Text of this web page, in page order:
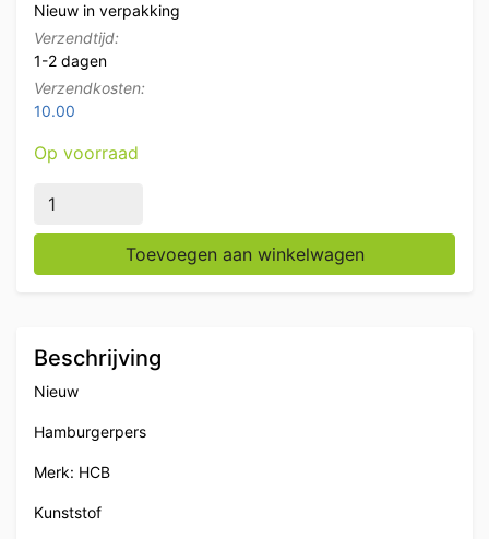
Nieuw in verpakking
Verzendtijd:
1-2 dagen
Verzendkosten:
10.00
Op voorraad
HCB Kunststof hamburgerpers opzetstuk 100 mm
Toevoegen aan winkelwagen
Beschrijving
Nieuw
Hamburgerpers
Merk: HCB
Kunststof